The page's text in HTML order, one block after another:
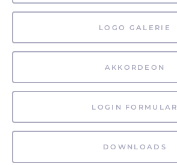
LOGO GALERIE
AKKORDEON
LOGIN FORMULAR
DOWNLOADS